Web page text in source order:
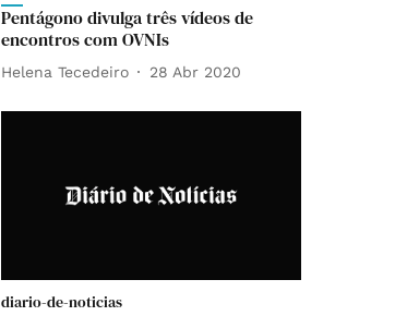
Pentágono divulga três vídeos de
encontros com OVNIs
Helena Tecedeiro 28 Abr 2020
diario-de-noticias